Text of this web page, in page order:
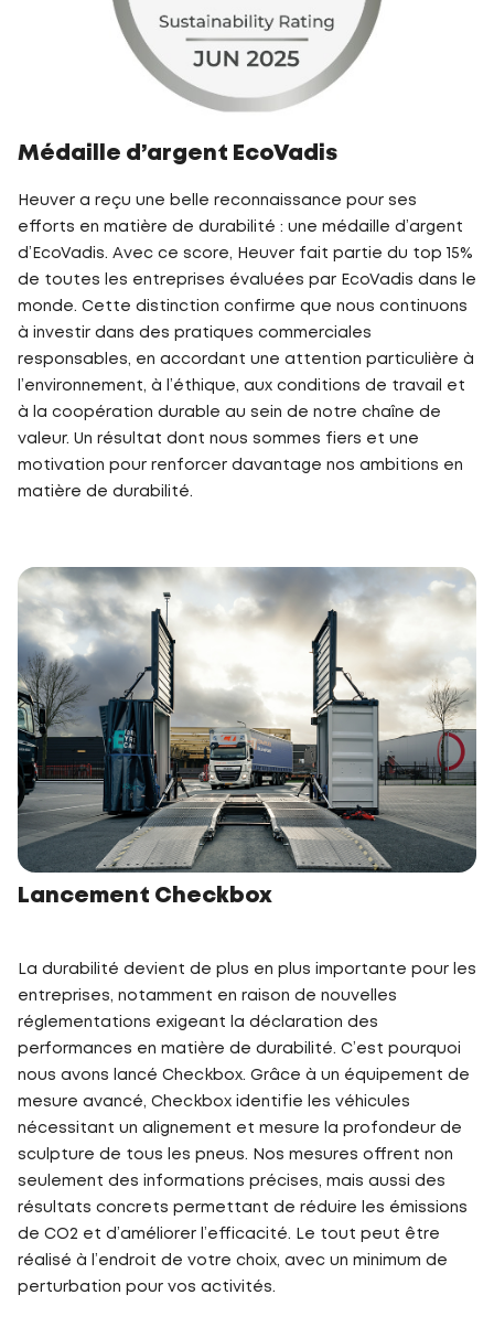
Médaille d’argent EcoVadis
Heuver a reçu une belle reconnaissance pour ses
efforts en matière de durabilité : une médaille d’argent
d’EcoVadis. Avec ce score, Heuver fait partie du top 15%
de toutes les entreprises évaluées par EcoVadis dans le
monde. Cette distinction confirme que nous continuons
à investir dans des pratiques commerciales
responsables, en accordant une attention particulière à
l’environnement, à l’éthique, aux conditions de travail et
à la coopération durable au sein de notre chaîne de
valeur. Un résultat dont nous sommes fiers et une
motivation pour renforcer davantage nos ambitions en
matière de durabilité.
Lancement Checkbox
La durabilité devient de plus en plus importante pour les
entreprises, notamment en raison de nouvelles
réglementations exigeant la déclaration des
performances en matière de durabilité. C’est pourquoi
nous avons lancé Checkbox. Grâce à un équipement de
mesure avancé, Checkbox identifie les véhicules
nécessitant un alignement et mesure la profondeur de
sculpture de tous les pneus. Nos mesures offrent non
seulement des informations précises, mais aussi des
résultats concrets permettant de réduire les émissions
de CO2 et d’améliorer l’efficacité. Le tout peut être
réalisé à l’endroit de votre choix, avec un minimum de
perturbation pour vos activités.